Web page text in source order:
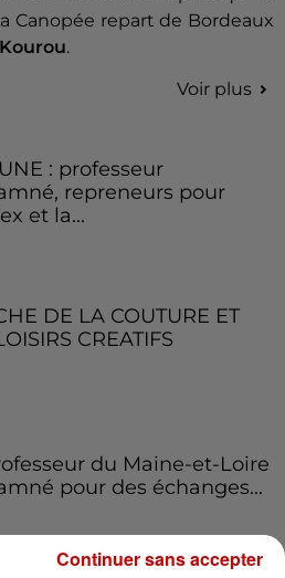
Canopée repart de Bordeaux
Kourou.
Voir plus
: professeur
repreneurs pour
et la...
DE LA COUTURE ET
CREATIFS
du Maine-et-Loire
pour des échanges...
Continuer sans accepter